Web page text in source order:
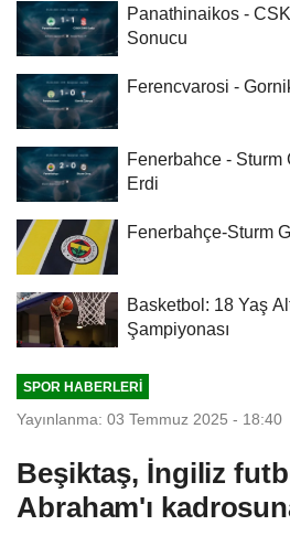
Panathinaikos -
Sonucu
Ferencvarosi -
Fenerbahce - Sturm
Erdi
Fenerbahçe-Sturm
Basketbol: 18 Yaş
Şampiyonası
SPOR HABERLERI
Yayınlanma: 03 Temmuz 2025 - 18:40
Beşiktaş, İngiliz
Abraham'ı